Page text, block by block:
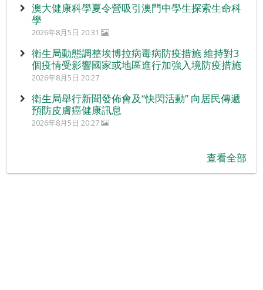
澳大健康科學夏令營吸引澳門中學生探索生命科
學
2026年8月5日 20:31
衛生局動態調整埃博拉病毒病防疫措施 維持對3
個疫情受影響國家或地區進行加強入境防疫措施
2026年8月5日 20:27
衛生局舉行新聞發佈會及“快閃活動” 向居民傳遞
預防皮膚癌健康訊息
2026年8月5日 20:27
查看全部